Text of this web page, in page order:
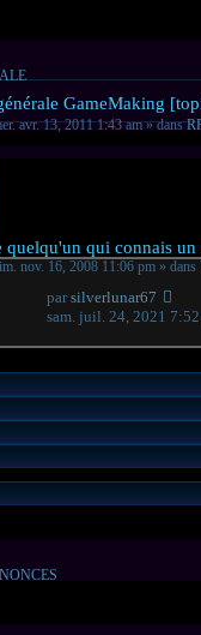
GameMaking
avr. 13, 2011 1:43 am » dans
quelqu'un qui connais
nov. 16, 2008 11:06 pm » dans
parsilverlunar67
sam. juil. 24, 2021